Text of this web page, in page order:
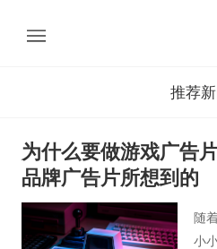
推荐
为什么要做游戏广告
品牌广告片所想到的
随
小